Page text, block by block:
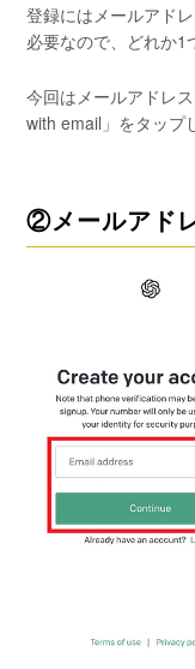
登録にはメールアド
必要なので、どれか1
今回はメールアドレ
with email」をタップ
②メールアド